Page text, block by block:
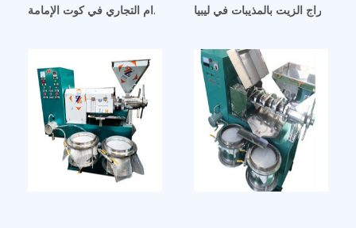
سعر آلة عصر الزيت الأوتوماتيكية للاستخدام التجاري في كوت الإمامة
استخراج الزيت بالمذيبات في ليبيا